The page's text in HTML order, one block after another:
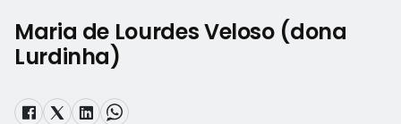
Maria de Lourdes Veloso (dona
Lurdinha)